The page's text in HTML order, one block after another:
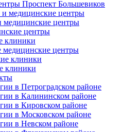
Проспект Большевиков
медицинские центры
медицинские центры
центры
клиники
центры
клиники
клиники
в Петроградском районе
в Калининском районе
в Кировском районе
в Московском районе
в Невском районе